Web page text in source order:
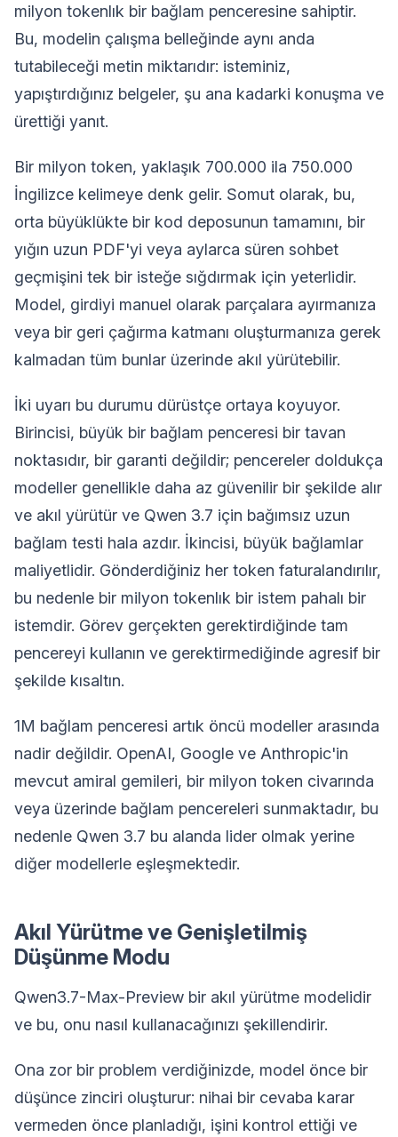
milyon tokenlık bir bağlam penceresine sahiptir.
Bu, modelin çalışma belleğinde aynı anda
tutabileceği metin miktarıdır: isteminiz,
yapıştırdığınız belgeler, şu ana kadarki konuşma ve
ürettiği yanıt.
Bir milyon token, yaklaşık 700.000 ila 750.000
İngilizce kelimeye denk gelir. Somut olarak, bu,
orta büyüklükte bir kod deposunun tamamını, bir
yığın uzun PDF'yi veya aylarca süren sohbet
geçmişini tek bir isteğe sığdırmak için yeterlidir.
Model, girdiyi manuel olarak parçalara ayırmanıza
veya bir geri çağırma katmanı oluşturmanıza gerek
kalmadan tüm bunlar üzerinde akıl yürütebilir.
İki uyarı bu durumu dürüstçe ortaya koyuyor.
Birincisi, büyük bir bağlam penceresi bir tavan
noktasıdır, bir garanti değildir; pencereler doldukça
modeller genellikle daha az güvenilir bir şekilde alır
ve akıl yürütür ve Qwen 3.7 için bağımsız uzun
bağlam testi hala azdır. İkincisi, büyük bağlamlar
maliyetlidir. Gönderdiğiniz her token faturalandırılır,
bu nedenle bir milyon tokenlık bir istem pahalı bir
istemdir. Görev gerçekten gerektirdiğinde tam
pencereyi kullanın ve gerektirmediğinde agresif bir
şekilde kısaltın.
1M bağlam penceresi artık öncü modeller arasında
nadir değildir. OpenAI, Google ve Anthropic'in
mevcut amiral gemileri, bir milyon token civarında
veya üzerinde bağlam pencereleri sunmaktadır, bu
nedenle Qwen 3.7 bu alanda lider olmak yerine
diğer modellerle eşleşmektedir.
Akıl Yürütme ve Genişletilmiş
Düşünme Modu
Qwen3.7-Max-Preview bir akıl yürütme modelidir
ve bu, onu nasıl kullanacağınızı şekillendirir.
Ona zor bir problem verdiğinizde, model önce bir
düşünce zinciri oluşturur: nihai bir cevaba karar
vermeden önce planladığı, işini kontrol ettiği ve